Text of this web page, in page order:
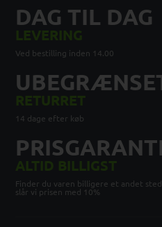
DAG TIL DAG
LEVERING
Ved bestilling inden 14.00
RETURRET
14 dage efter køb
PRISGARANTI
ALTID BILLIGST
Finder du varen billigere et andet
slår vi prisen med 10%